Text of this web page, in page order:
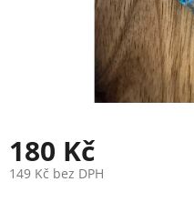
180 Kč
149 Kč bez DPH